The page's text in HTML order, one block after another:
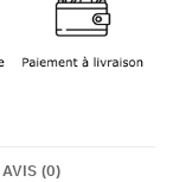
AVIS (0)